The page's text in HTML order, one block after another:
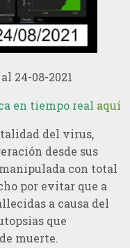
24-08-2021
en tiempo real aquí
del virus,
desde sus
con total
por evitar que a
a causa del
que
muerte.